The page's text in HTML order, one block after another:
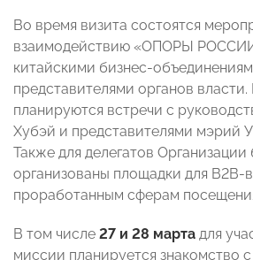
Во время визита состоятся
взаимодействию «ОПОРЫ
китайскими бизнес-
представителями органов
планируются встречи с
Хубэй и представителями мэрий
Также для делегатов Организации
организованы площадки для В2В-
проработанным сферам
В том числе 27 и 28 марта для
миссии планируется знакомство